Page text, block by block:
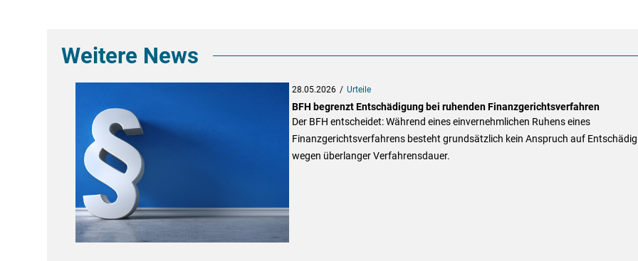
Weitere News
28.05.2026 Urteile
BFH begrenzt Entschädigung bei ruhenden Finanzgerichtsverfahren
Der BFH entscheidet: Während eines einvernehmlichen Ruhens eines
Finanzgerichtsverfahrens besteht grundsätzlich kein Anspruch auf
wegen überlanger Verfahrensdauer.